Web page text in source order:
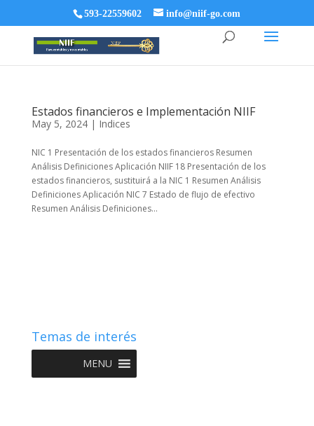
593-22559602 info@niif-go.com
Estados financieros e Implementación NIIF
May 5, 2024| Indices
NIC 1 Presentación de los estados financieros Resumen
Análisis Definiciones Aplicación NIIF 18 Presentación de los
estados financieros, sustituirá a la NIC 1 Resumen Análisis
Definiciones Aplicación NIC 7 Estado de flujo de efectivo
Resumen Análisis Definiciones...
Temas de interés
MENU